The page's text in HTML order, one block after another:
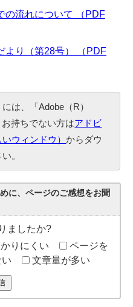
の流れについて （PDF
より（第28号） （PDF
は、「Adobe（R）
持ちでない方はアドビ
ウィンドウ）からダウ
。
に、ページのご感想をお聞
ましたか?
りにくい
ページを
文章量が多い